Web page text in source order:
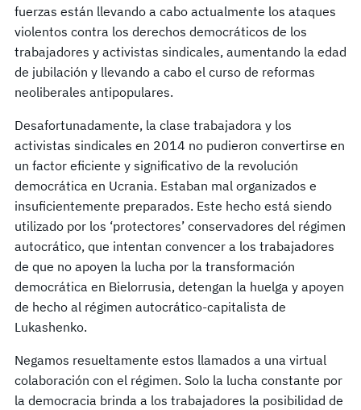
fuerzas están llevando a cabo actualmente los ataques
violentos contra los derechos democráticos de los
trabajadores y activistas sindicales, aumentando la edad
de jubilación y llevando a cabo el curso de reformas
neoliberales antipopulares.
Desafortunadamente, la clase trabajadora y los
activistas sindicales en 2014 no pudieron convertirse en
un factor eficiente y significativo de la revolución
democrática en Ucrania. Estaban mal organizados e
insuficientemente preparados. Este hecho está siendo
utilizado por los ‘protectores’ conservadores del régimen
autocrático, que intentan convencer a los trabajadores
de que no apoyen la lucha por la transformación
democrática en Bielorrusia, detengan la huelga y apoyen
de hecho al régimen autocrático-capitalista de
Lukashenko.
Negamos resueltamente estos llamados a una virtual
colaboración con el régimen. Solo la lucha constante por
la democracia brinda a los trabajadores la posibilidad de